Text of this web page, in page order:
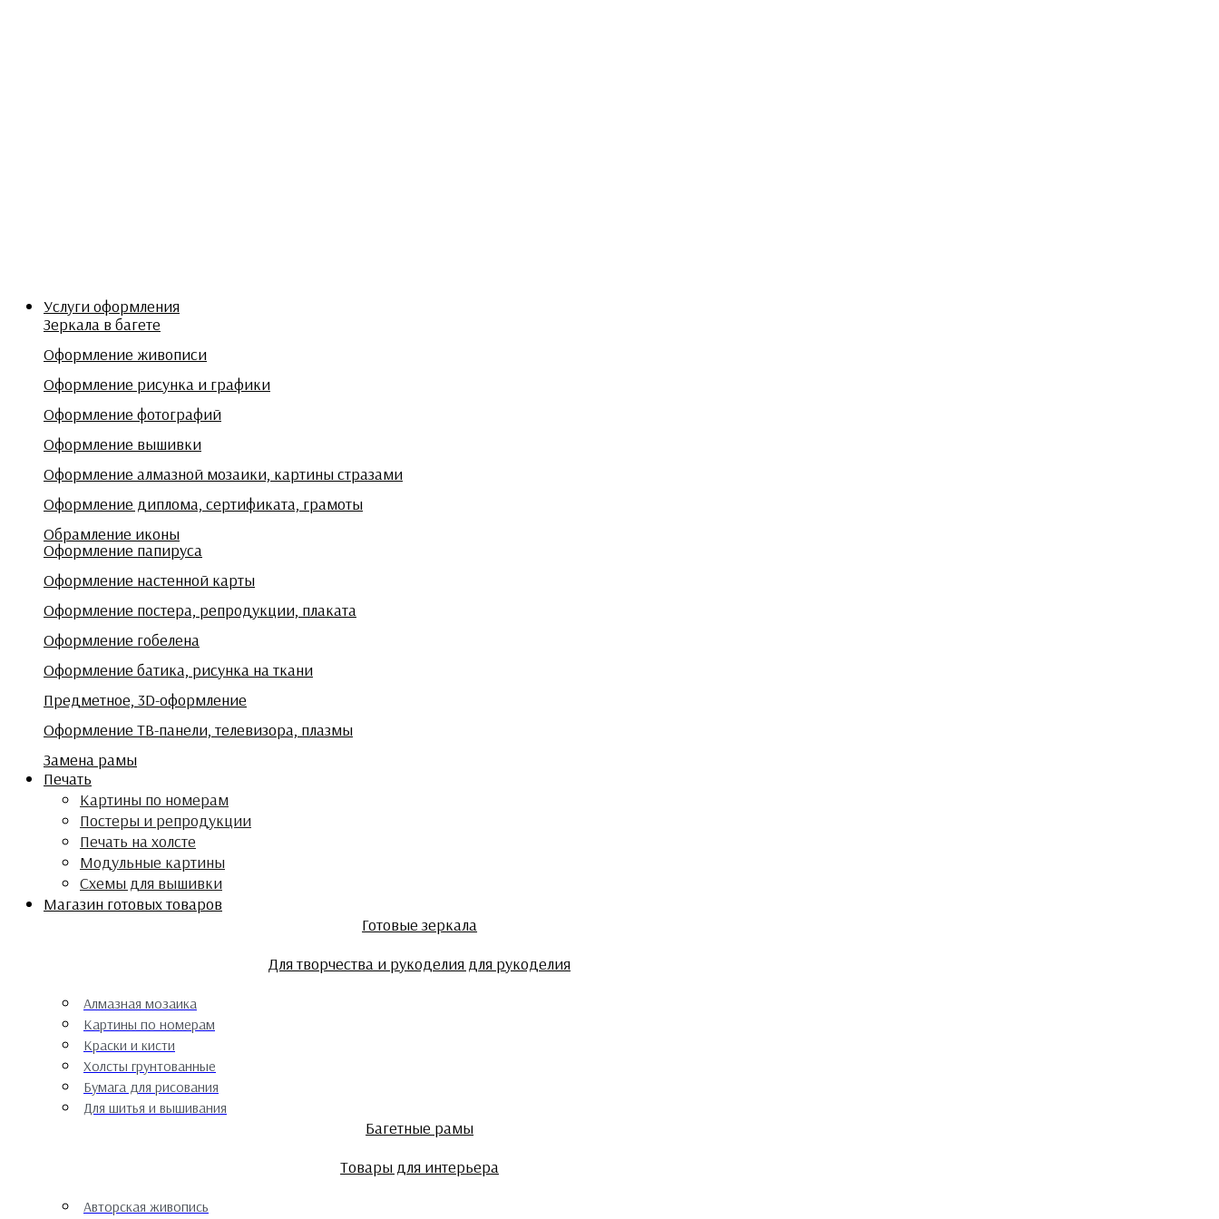
Услуги оформления
Зеркала в багете
Оформление живописи
Оформление рисунка и графики
Оформление фотографий
Оформление вышивки
Оформление алмазной мозаики, картины стразами
Оформление диплома, сертификата, грамоты
Обрамление иконы
Оформление папируса
Оформление настенной карты
Оформление постера, репродукции, плаката
Оформление гобелена
Оформление батика, рисунка на ткани
Предметное, 3D-оформление
Оформление ТВ-панели, телевизора, плазмы
Замена рамы
Печать
Картины по номерам
Постеры и репродукции
Печать на холсте
Модульные картины
Схемы для вышивки
Магазин готовых товаров
Готовые зеркала
Для творчества и рукоделия для рукоделия
Алмазная мозаика
Картины по номерам
Краски и кисти
Холсты грунтованные
Бумага для рисования
Для шитья и вышивания
Багетные рамы
Товары для интерьера
Авторская живопись